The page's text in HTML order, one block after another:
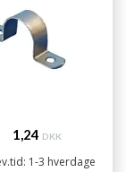
DKK
1-3 hverdage